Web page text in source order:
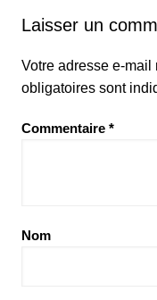
Laisser un
Votre adresse e-
obligatoires sont
Commentaire *
Nom